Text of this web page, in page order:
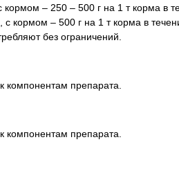
кормом – 250 – 500 г на 1 т корма в
с кормом – 500 г на 1 т корма в
без ограничений.
компонентам препарата.
компонентам препарата.